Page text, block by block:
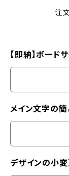
注文はコ
【即納】ボー
メイン文字の
デザインの小